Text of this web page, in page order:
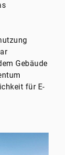
Gebäude
für E-